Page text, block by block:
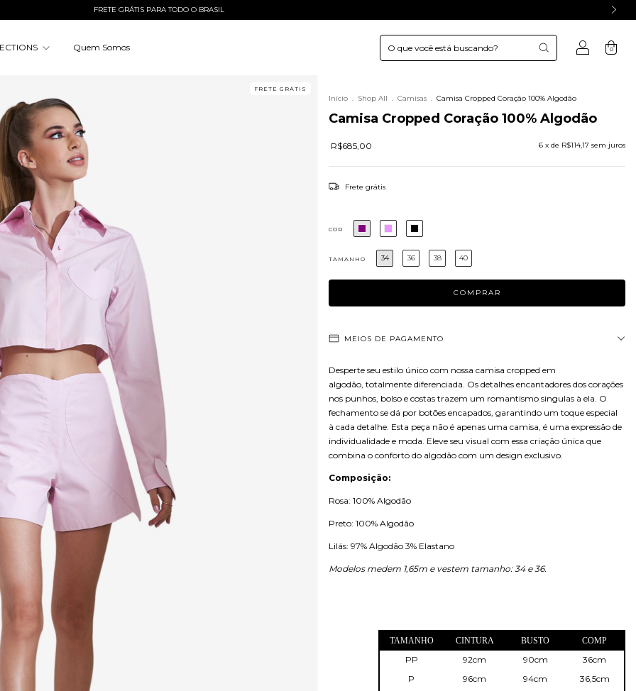
FRETE GRÁTIS PARA TODO O BRASIL
Quem Somos 0
FRETE GRÁTIS
Início . Shop All . Camisas . Camisa Cropped Coração 100% Algodão
Camisa Cropped Coração 100% Algodão
R$685,00 6 x de R$114,17 sem juros
Frete grátis
COR
TAMANHO 34 36 38 40
MEIOS DE PAGAMENTO
Desperte seu estilo único com nossa camisa cropped em
algodão, totalmente diferenciada. Os detalhes encantadores dos corações
nos punhos, bolso e costas trazem um romantismo singulas à ela. O
fechamento se dá por botões encapados, garantindo um toque especial
à cada detalhe. Esta peça não é apenas uma camisa, é uma expressão de
individualidade e moda. Eleve seu visual com essa criação única que
combina o conforto do algodão com um design exclusivo.
Composição:
Rosa: 100% Algodão
Preto: 100% Algodão
Lilás: 97% Algodão 3% Elastano
Modelos medem 1,65m e vestem tamanho: 34 e 36.
TAMANHO CINTURA BUSTO COMP
PP 92cm 90cm
36cm
P
96cm 94cm
36,5cm